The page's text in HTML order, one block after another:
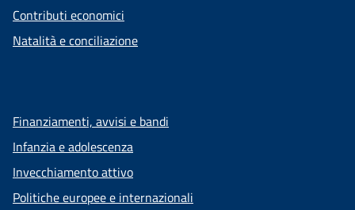
Contributi economici
Natalità e conciliazione
Finanziamenti, avvisi e bandi
Infanzia e adolescenza
Invecchiamento attivo
Politiche europee e internazionali